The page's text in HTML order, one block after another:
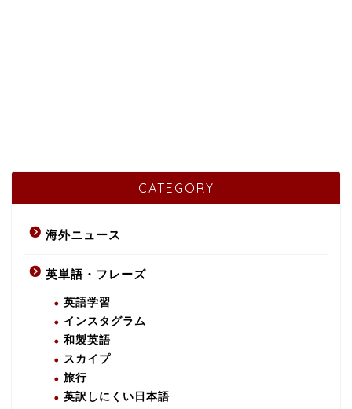
CATEGORY
海外ニュース
英単語・フレーズ
英語学習
インスタグラム
和製英語
スカイプ
旅行
英訳しにくい日本語